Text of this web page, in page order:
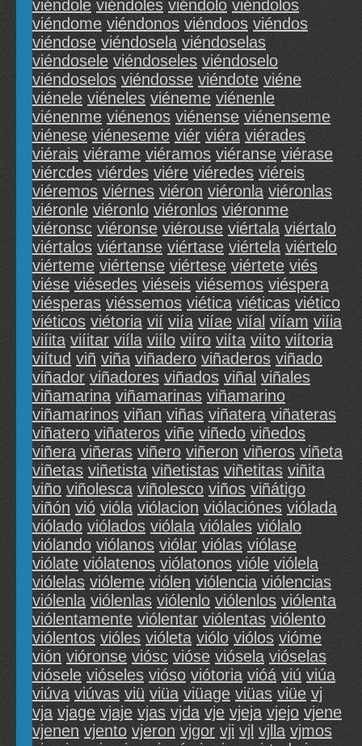
viéndole viéndoles viéndolo viéndolos
viéndome viéndonos viéndoos viéndos
viéndose viéndosela viéndoselas
viéndosele viéndoseles viéndoselo
viéndoselos viéndosse viéndote viéne
viénele viéneles viéneme viénenle
viénenme viénenos viénense viénenseme
viénese viéneseme viér viéra viérades
viérais viérame viéramos viéranse viérase
viércdes viérdes viére viéredes viéreis
viéremos viérnes viéron viéronla viéronlas
viéronle viéronlo viéronlos viéronme
viéronsc viéronse viérouse viértala viértalo
viértalos viértanse viértase viértela viértelo
viérteme viértense viértese viértete viés
viése viésedes viéseis viésemos viéspera
viésperas viéssemos viética viéticas viético
viéticos viétoria vií viía viíae viíal viíam viíia
viíita viíitar viíla viílo viíro viíta viíto viítoria
viítud viñ viña viñadero viñaderos viñado
viñador viñadores viñados viñal viñales
viñamarina viñamarinas viñamarino
viñamarinos viñan viñas viñatera viñateras
viñatero viñateros viñe viñedo viñedos
viñera viñeras viñero viñeron viñeros viñeta
viñetas viñetista viñetistas viñetitas viñita
viño viñolesca viñolesco viños viñátigo
viñón vió vióla viólacion viólaciónes viólada
viólado viólados viólala viólales viólalo
viólando viólanos viólar viólas viólase
viólate viólatenos viólatonos vióle viólela
viólelas vióleme viólen viólencia viólencias
viólenla viólenlas viólenlo viólenlos viólenta
viólentamente viólentar viólentas viólento
viólentos vióles vióleta viólo viólos vióme
vión vióronse viósc vióse viósela vióselas
viósele vióseles vióso viótoria vióá viú viúa
viúva viúvas viü viüa viüage viüas viüe vj
vja vjage vjaje vjas vjda vje vjeja vjejo vjene
vjenen vjento vjeron vjgor vji vjl vjlla vjmos